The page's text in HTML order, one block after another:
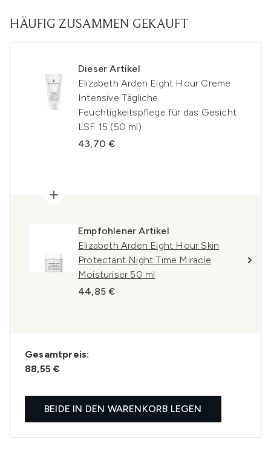
HÄUFIG ZUSAMMEN GEKAUFT
Dieser Artikel
Elizabeth Arden Eight Hour Creme
Intensive Tägliche
Feuchtigkeitspflege für das Gesicht
LSF 15 (50 ml)
43,70 €
Empfohlener Artikel
Elizabeth Arden Eight Hour Skin
Protectant Night Time Miracle
Moisturiser 50 ml
44,85 €
Gesamtpreis:
88,55 €
BEIDE IN DEN WARENKORB LEGEN